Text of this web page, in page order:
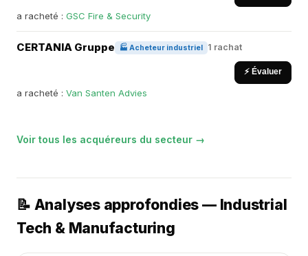
a racheté : GSC Fire & Security
CERTANIA Gruppe 🏭 Acheteur industriel 1 rachat
⚡ Évaluer
a racheté : Van Santen Advies
Voir tous les acquéreurs du secteur →
📝 Analyses approfondies — Industrial
Tech & Manufacturing